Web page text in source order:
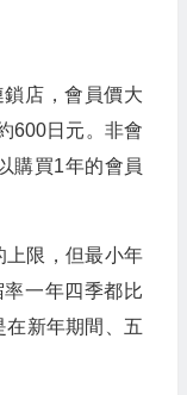
店，會員價大
600日元。非會
購買1年的會員
上限，但最小年
一年四季都比
在新年期間、五